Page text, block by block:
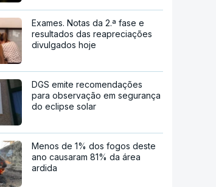
Exames. Notas da 2.ª fase e
resultados das reapreciações
divulgados hoje
DGS emite recomendações
para observação em segurança
do eclipse solar
Menos de 1% dos fogos deste
ano causaram 81% da área
ardida